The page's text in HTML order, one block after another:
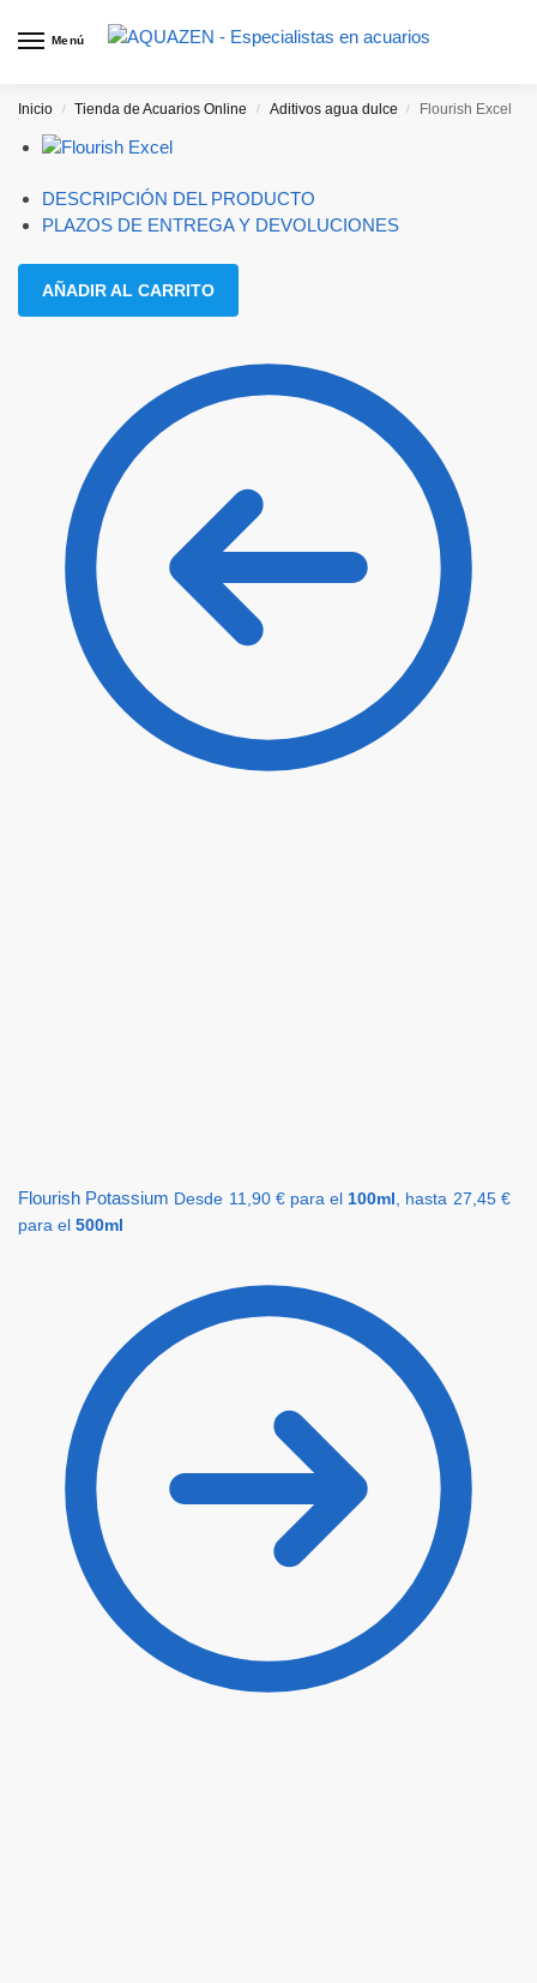
Menú
Inicio / Tienda de Acuarios Online / Aditivos agua dulce / Flourish Excel
DESCRIPCIÓN DEL PRODUCTO
PLAZOS DE ENTREGA Y DEVOLUCIONES
AÑADIR AL CARRITO
Flourish Potassium Desde 11,90 € para el 100ml , hasta 27,45 €
para el 500ml